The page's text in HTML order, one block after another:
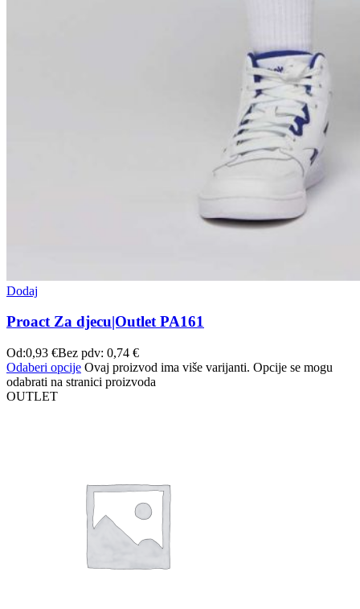
Dodaj
Proact Za djecu|Outlet PA161
Od:0,93 €Bez pdv: 0,74 €
Odaberi opcije Ovaj proizvod ima više varijanti. Opcije se mogu
odabrati na stranici proizvoda
OUTLET